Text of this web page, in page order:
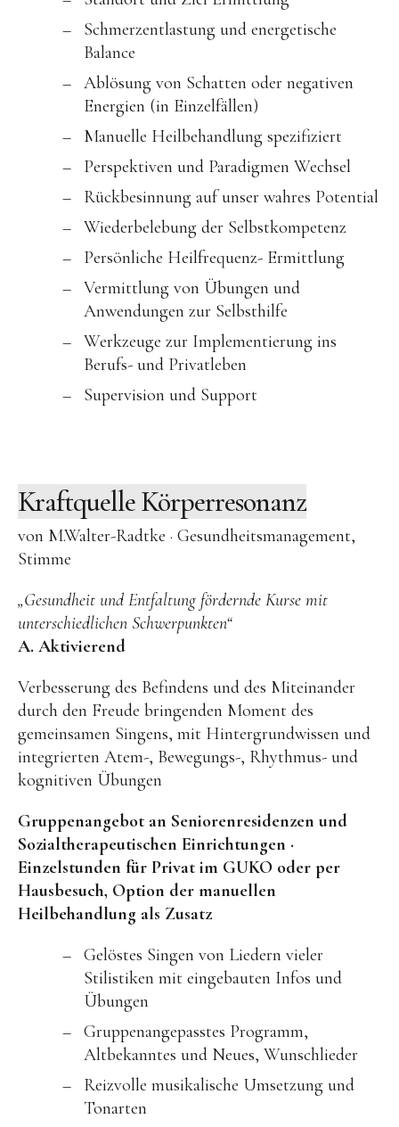
Schmerzentlastung und energetische
Balance
Ablösung von Schatten oder negativen
Energien (in Einzelfällen)
Manuelle Heilbehandlung spezifiziert
Perspektiven und Paradigmen Wechsel
Rückbesinnung auf unser wahres Potential
Wiederbelebung der Selbstkompetenz
Persönliche Heilfrequenz- Ermittlung
Vermittlung von Übungen und
Anwendungen zur Selbsthilfe
Werkzeuge zur Implementierung ins
Berufs- und Privatleben
Supervision und Support
Kraftquelle Körperresonanz
von M.Walter-Radtke · Gesundheitsmanagement,
Stimme
„Gesundheit und Entfaltung fördernde Kurse mit
unterschiedlichen Schwerpunkten“
A. Aktivierend
Verbesserung des Befindens und des Miteinander
durch den Freude bringenden Moment des
gemeinsamen Singens, mit Hintergrundwissen und
integrierten Atem-, Bewegungs-, Rhythmus- und
kognitiven Übungen
Gruppenangebot an Seniorenresidenzen und
Sozialtherapeutischen Einrichtungen ·
Einzelstunden für Privat im GUKO oder per
Hausbesuch, Option der manuellen
Heilbehandlung als Zusatz
Gelöstes Singen von Liedern vieler
Stilistiken mit eingebauten Infos und
Übungen
Gruppenangepasstes Programm,
Altbekanntes und Neues, Wunschlieder
Reizvolle musikalische Umsetzung und
Tonarten